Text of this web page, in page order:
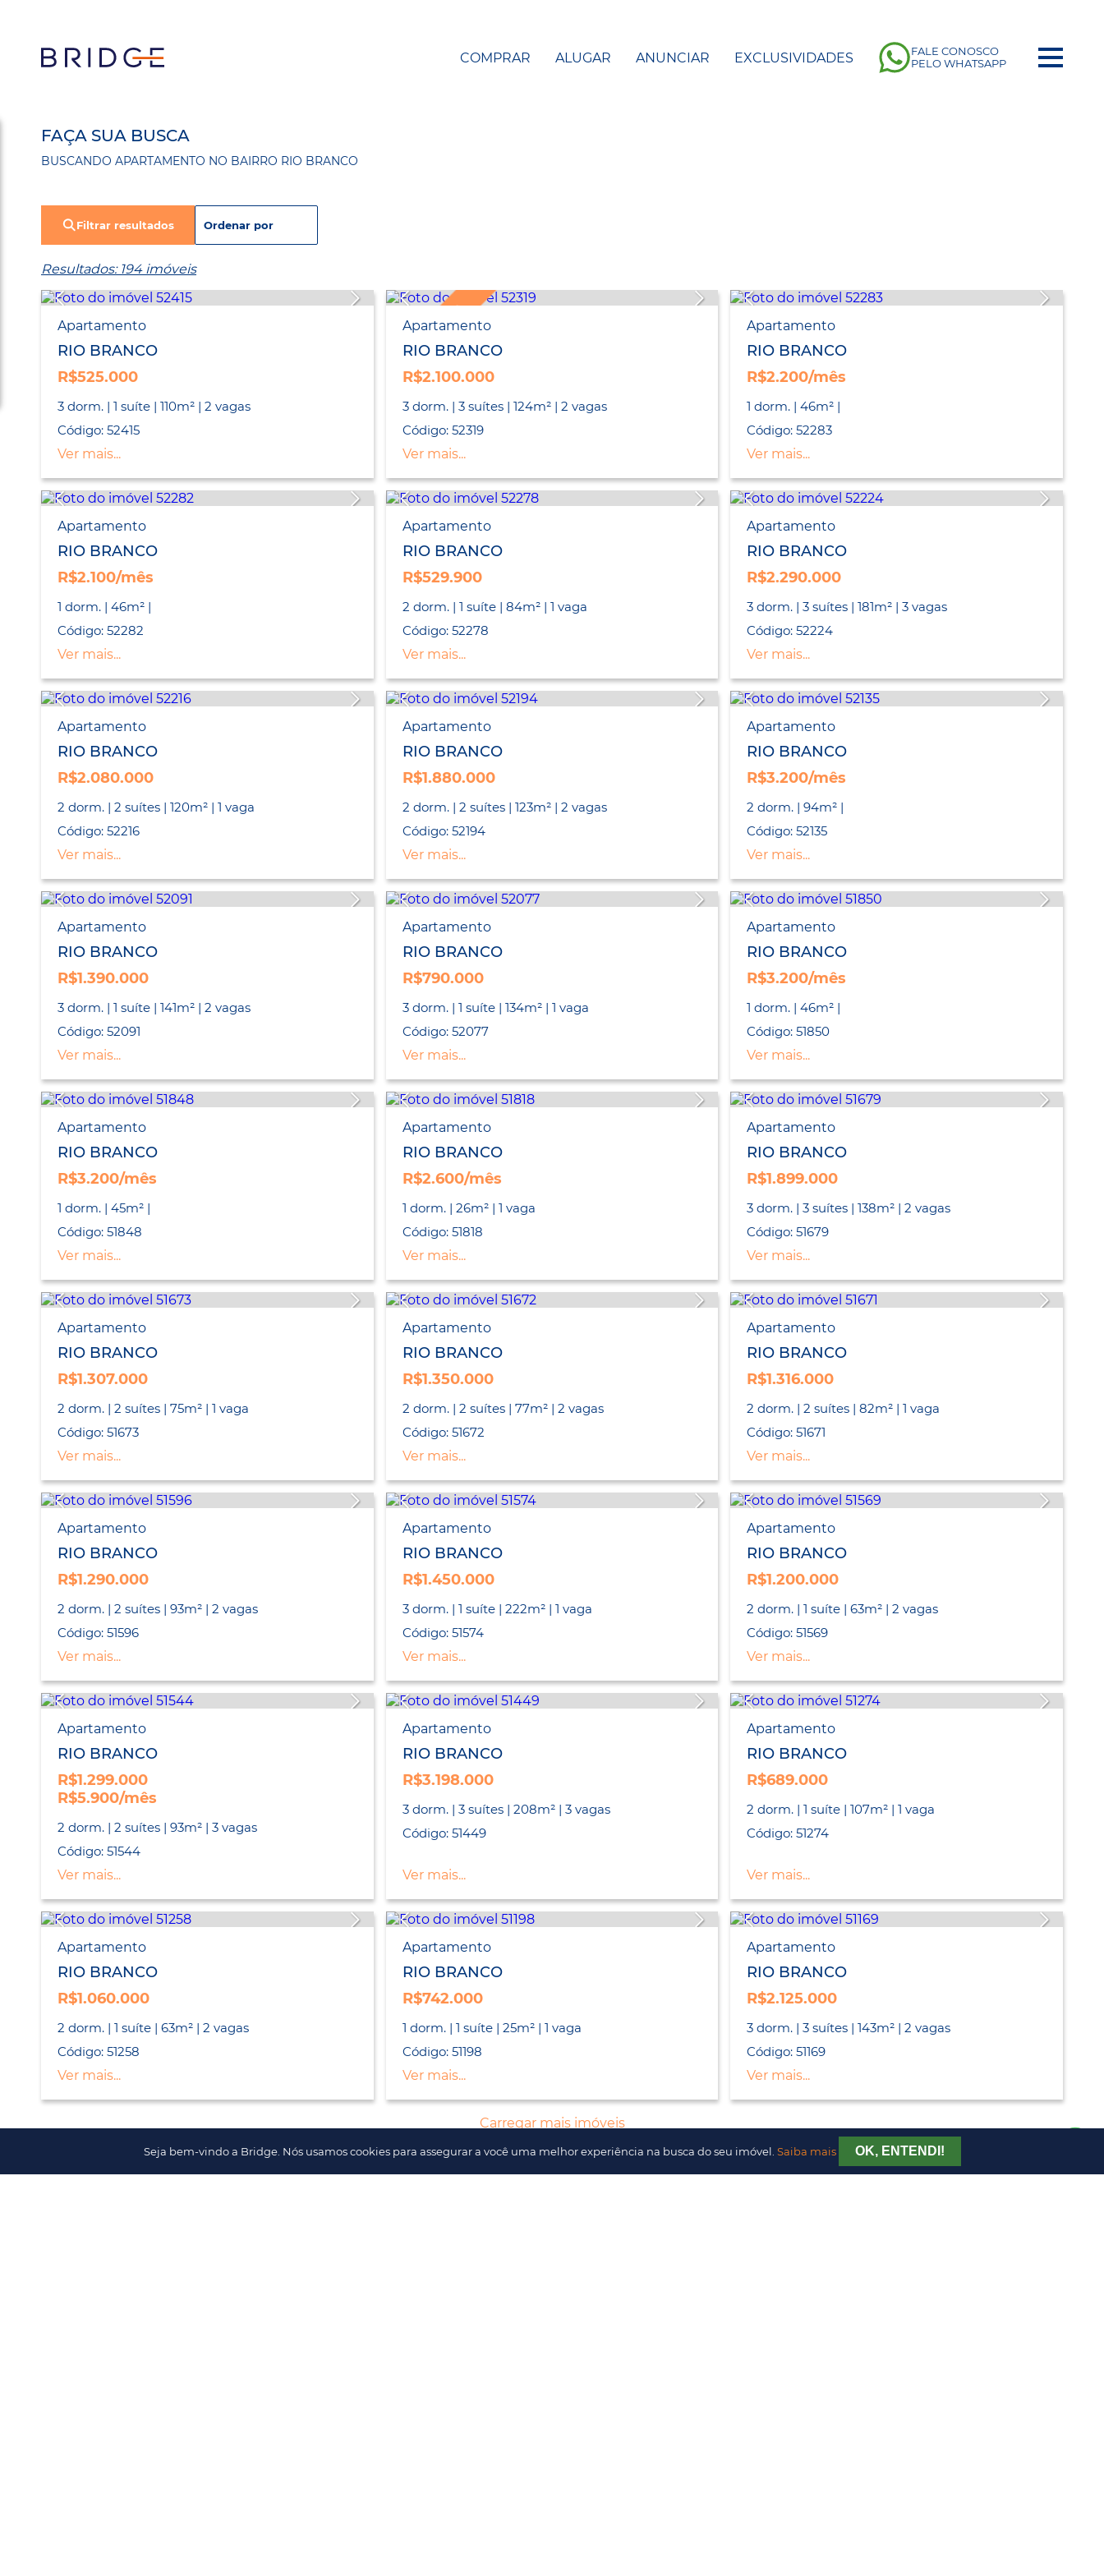
COMPRAR ALUGAR ANUNCIAR EXCLUSIVIDADES
FALE CONOSCO
PELO WHATSAPP
FAÇA SUA BUSCA
BUSCANDO APARTAMENTO NO BAIRRO RIO BRANCO
Filtrar resultados
Resultados: 194 imóveis
Apartamento
RIO BRANCO
R$525.000
3 dorm. | 1 suíte | 110m² | 2 vagas
Código: 52415
Ver mais...
LANÇAMENTO
Apartamento
RIO BRANCO
R$2.100.000
3 dorm. | 3 suítes | 124m² | 2 vagas
Código: 52319
Ver mais...
Apartamento
RIO BRANCO
R$2.200/mês
1 dorm. | 46m² |
Código: 52283
Ver mais...
Apartamento
RIO BRANCO
R$2.100/mês
1 dorm. | 46m² |
Código: 52282
Ver mais...
Apartamento
RIO BRANCO
R$529.900
2 dorm. | 1 suíte | 84m² | 1 vaga
Código: 52278
Ver mais...
Apartamento
RIO BRANCO
R$2.290.000
3 dorm. | 3 suítes | 181m² | 3 vagas
Código: 52224
Ver mais...
Apartamento
RIO BRANCO
R$2.080.000
2 dorm. | 2 suítes | 120m² | 1 vaga
Código: 52216
Ver mais...
Apartamento
RIO BRANCO
R$1.880.000
2 dorm. | 2 suítes | 123m² | 2 vagas
Código: 52194
Ver mais...
Apartamento
RIO BRANCO
R$3.200/mês
2 dorm. | 94m² |
Código: 52135
Ver mais...
Apartamento
RIO BRANCO
R$1.390.000
3 dorm. | 1 suíte | 141m² | 2 vagas
Código: 52091
Ver mais...
Apartamento
RIO BRANCO
R$790.000
3 dorm. | 1 suíte | 134m² | 1 vaga
Código: 52077
Ver mais...
Apartamento
RIO BRANCO
R$3.200/mês
1 dorm. | 46m² |
Código: 51850
Ver mais...
Apartamento
RIO BRANCO
R$3.200/mês
1 dorm. | 45m² |
Código: 51848
Ver mais...
Apartamento
RIO BRANCO
R$2.600/mês
1 dorm. | 26m² | 1 vaga
Código: 51818
Ver mais...
Apartamento
RIO BRANCO
R$1.899.000
3 dorm. | 3 suítes | 138m² | 2 vagas
Código: 51679
Ver mais...
Apartamento
RIO BRANCO
R$1.307.000
2 dorm. | 2 suítes | 75m² | 1 vaga
Código: 51673
Ver mais...
Apartamento
RIO BRANCO
R$1.350.000
2 dorm. | 2 suítes | 77m² | 2 vagas
Código: 51672
Ver mais...
Apartamento
RIO BRANCO
R$1.316.000
2 dorm. | 2 suítes | 82m² | 1 vaga
Código: 51671
Ver mais...
Apartamento
RIO BRANCO
R$1.290.000
2 dorm. | 2 suítes | 93m² | 2 vagas
Código: 51596
Ver mais...
Apartamento
RIO BRANCO
R$1.450.000
3 dorm. | 1 suíte | 222m² | 1 vaga
Código: 51574
Ver mais...
Apartamento
RIO BRANCO
R$1.200.000
2 dorm. | 1 suíte | 63m² | 2 vagas
Código: 51569
Ver mais...
Apartamento
RIO BRANCO
R$1.299.000
R$5.900/mês
2 dorm. | 2 suítes | 93m² | 3 vagas
Código: 51544
Ver mais...
Apartamento
RIO BRANCO
R$3.198.000
3 dorm. | 3 suítes | 208m² | 3 vagas
Código: 51449
Ver mais...
Apartamento
RIO BRANCO
R$689.000
2 dorm. | 1 suíte | 107m² | 1 vaga
Código: 51274
Ver mais...
Apartamento
RIO BRANCO
R$1.060.000
2 dorm. | 1 suíte | 63m² | 2 vagas
Código: 51258
Ver mais...
Apartamento
RIO BRANCO
R$742.000
1 dorm. | 1 suíte | 25m² | 1 vaga
Código: 51198
Ver mais...
Apartamento
RIO BRANCO
R$2.125.000
3 dorm. | 3 suítes | 143m² | 2 vagas
Código: 51169
Ver mais...
Carregar mais imóveis
Seja bem-vindo a Bridge. Nós usamos cookies para assegurar a você uma melhor experiência na busca do seu imóvel. Saiba mais OK, ENTENDI!